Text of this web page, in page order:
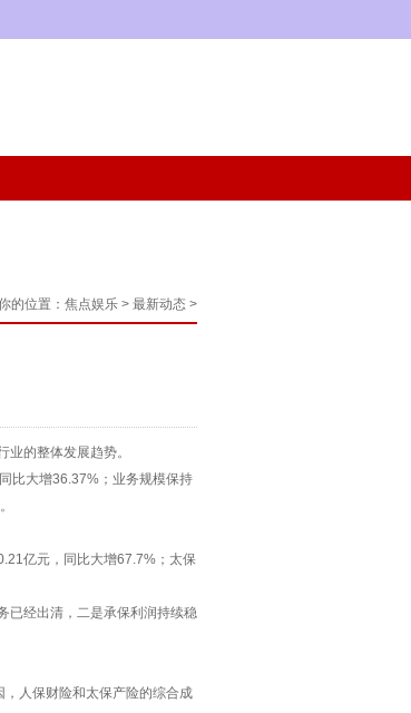
的位置： 焦点娱乐 > 最新动态 >
的整体发展趋势。
比大增36.37%；业务规模保持
亿元，同比大增67.7%；太保
已经出清，二是承保利润持续稳
，人保财险和太保产险的综合成